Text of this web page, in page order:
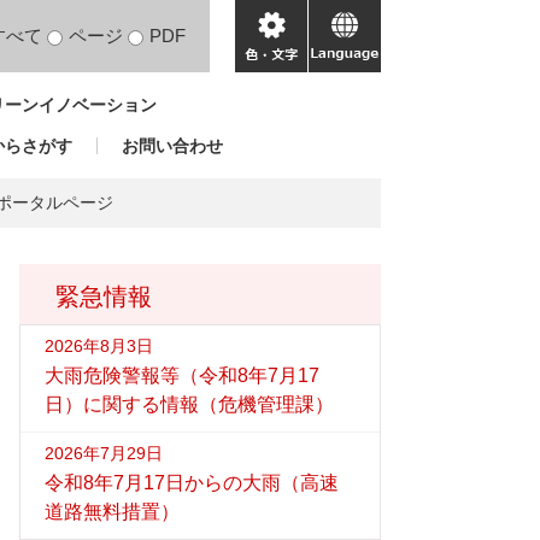
べて ページ PDF
色・
文
language
ンイノベーション
らさがす お問い合わせ
ータルページ
緊急情報
2026年8月3日
大雨危険警報等（令和8年7月17
日）に関する情報（危機管理課）
2026年7月29日
令和8年7月17日からの大雨（高速
道路無料措置）